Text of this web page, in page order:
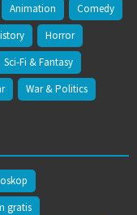
Animation
Comedy
Horror
Sci-Fi & Fantasy
War & Politics
gratis